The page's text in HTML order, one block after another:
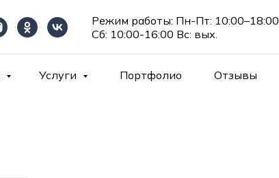
Режим работы: Пн-Пт: 10:00–18:00
Сб: 10:00-16:00 Вс: вых.
Услуги Портфолио Отзывы